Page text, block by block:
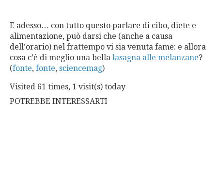
E adesso… con tutto questo parlare di cibo, diete e
alimentazione, può darsi che (anche a causa
dell’orario) nel frattempo vi sia venuta fame: e allora
cosa c’è di meglio una bella lasagna alle melanzane?
(fonte, fonte, sciencemag)
Visited 61 times, 1 visit(s) today
POTREBBE INTERESSARTI